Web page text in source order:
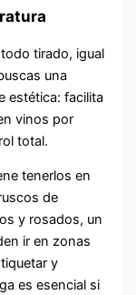
tirado, igual
una
estética: facilita
vinos por
total.
tenerlos en
de
y rosados, un
ir en zonas
y
es esencial si